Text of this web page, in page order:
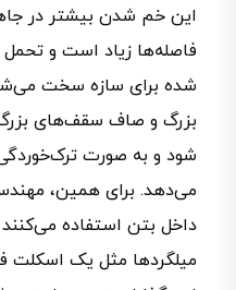
این خم شدن بیشتر در
فاصله‌ها زیاد است و تحمل
شده برای سازه سخت
بزرگ و صاف سقف‌های
شود و به صورت
می‌دهد. برای همین،
داخل بتن استفاده می‌کنند
میلگردها مثل یک اسکلت